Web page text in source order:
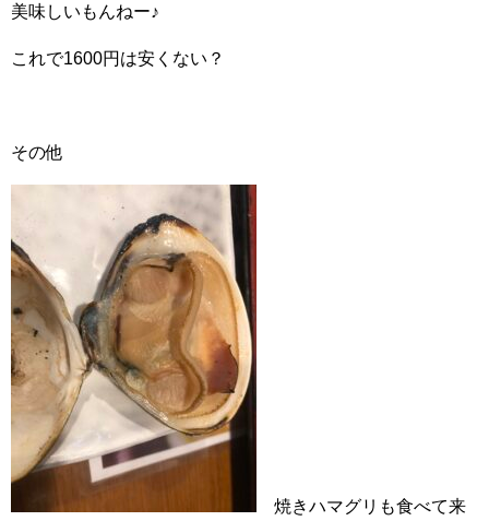
美味しいもんねー♪
これで1600円は安くない？
その他
焼きハマグリも食べて来